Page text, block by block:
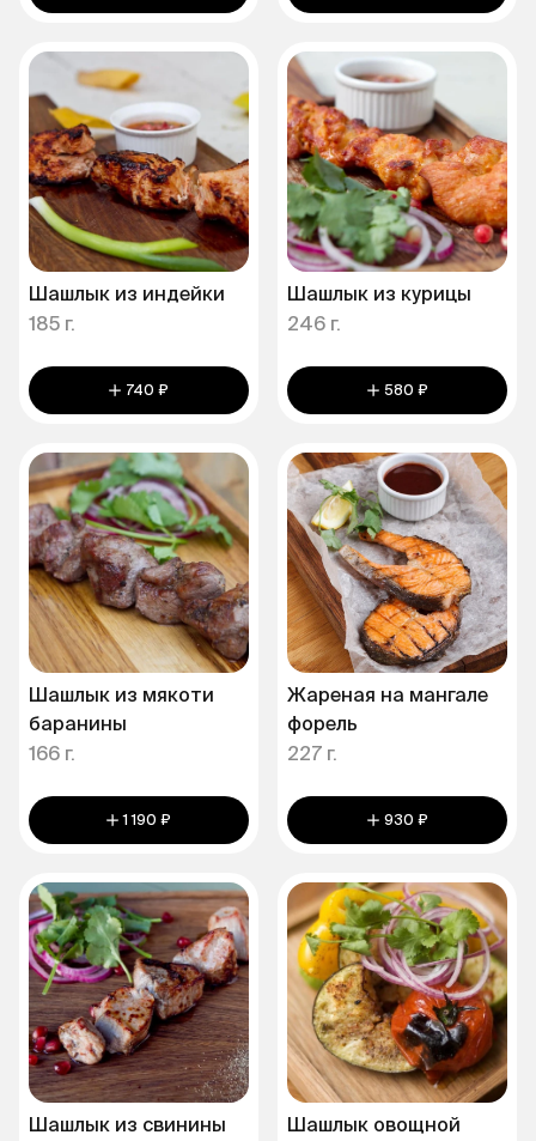
Шашлык из индейки
185 г.
740 ₽
Шашлык из курицы
246 г.
580 ₽
Шашлык из мякоти
баранины
166 г.
1 190 ₽
Жареная на мангале
форель
227 г.
930 ₽
Шашлык из свинины
Шашлык овощной